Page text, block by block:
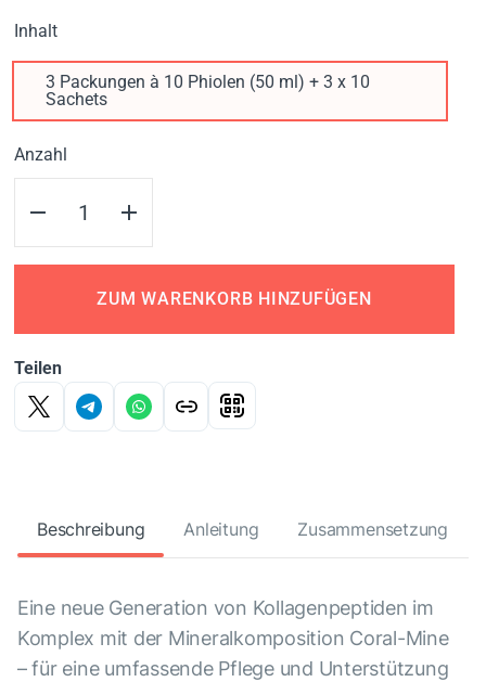
Inhalt
3 Packungen à 10 Phiolen (50 ml) + 3 x 10
Sachets
Anzahl
ZUM WARENKORB HINZUFÜGEN
Teilen
Beschreibung Anleitung Zusammensetzung
Eine neue Generation von Kollagenpeptiden im
Komplex mit der Mineralkomposition Coral-Mine
– für eine umfassende Pflege und Unterstützung